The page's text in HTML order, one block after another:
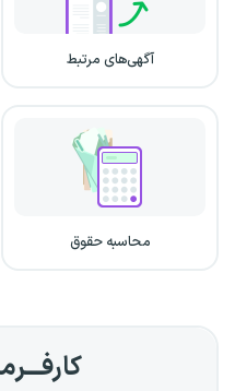
آگهی‌های مرتبط
محاسبه حقوق